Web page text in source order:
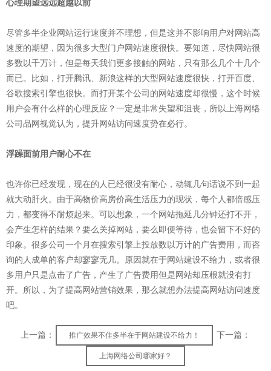
心理期望远远超越以前
尽管多半企业网站运行速度并不理想，但是这并不影响用户对网站高
速度的期望，因为很多大型门户网站速度很快。要知道，尽快网站很
多数以千万计，但是每天我们更多接触的网站，只有那么几个十几个
而已。比如，打开腾讯、新浪这样的大型网站速度很快，打开百度、
谷歌搜索引擎也很快。而打开某个公司的网站速度却很慢，这个时候
用户会有什么样的心理反应？一定是非常失望和沮丧，所以上海网络
公司品网视觉认为，提升网站访问速度势在必行。
浮躁面前用户耐心不在
也许你已经发现，现在的人已经很没有耐心，动辄几句话说不到一起
就大动肝火。由于高物价高房价高生活压力的现状，每个人都倍感压
力，都变得不耐烦起来。可以想象，一个网站拖延几分钟还打不开，
会产生怎样的结果？要么关掉网站，要么即便等待，也会留下不好的
印象。很多公司一个月在搜索引擎上投放数以万计的广告费用，而咨
询的人成单的客户却寥寥无几。原因就在于网站建设不给力，或者很
多用户只是点击了广告，产生了广告费用但是网站却压根就没有打
开。所以，为了提高网站营销效果，那么就想办法提高网站访问速度
吧。
上一篇： 推广效果不佳多半在于网站建设不给力！ 下一篇：
上海网络公司哪家好？